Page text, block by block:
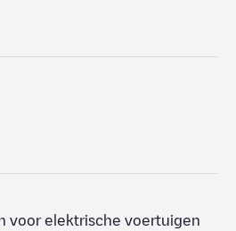
voor elektrische voertuigen